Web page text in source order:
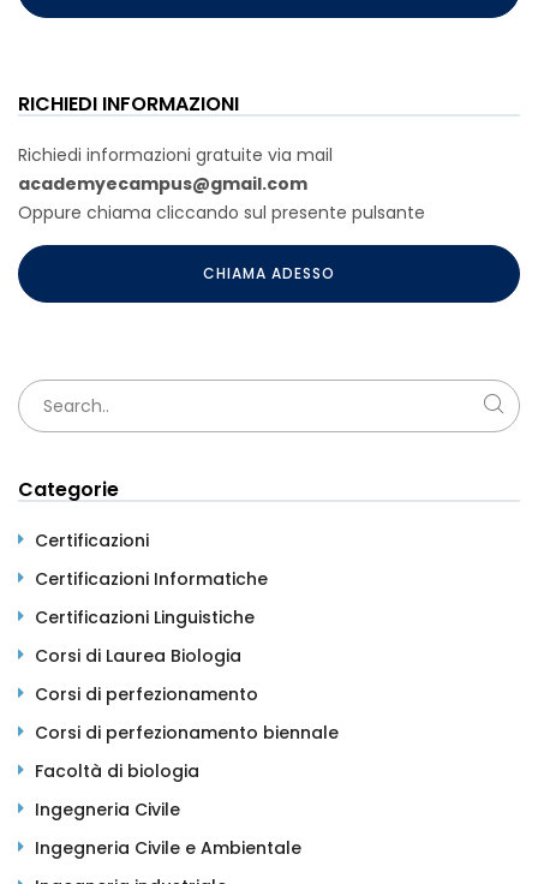
RICHIEDI INFORMAZIONI
Richiedi informazioni gratuite via mail
academyecampus@gmail.com
Oppure chiama cliccando sul presente pulsante
CHIAMA ADESSO
Categorie
Certificazioni
Certificazioni Informatiche
Certificazioni Linguistiche
Corsi di Laurea Biologia
Corsi di perfezionamento
Corsi di perfezionamento biennale
Facoltà di biologia
Ingegneria Civile
Ingegneria Civile e Ambientale